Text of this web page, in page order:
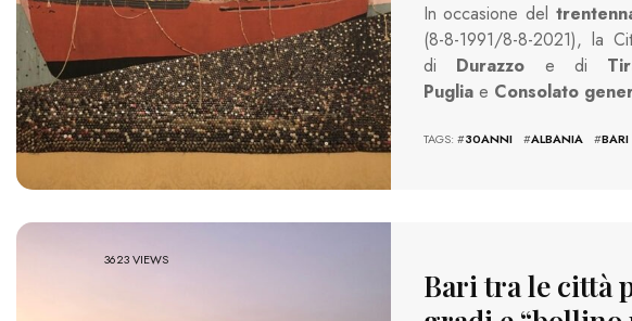
In occasione del
(8-8-1991/8-8-2021), la
di Durazzo e di
Pugliae Consolato
TAGS: #30ANNI #ALBANIA #BARI
3623 VIEWS
Bari tra le città